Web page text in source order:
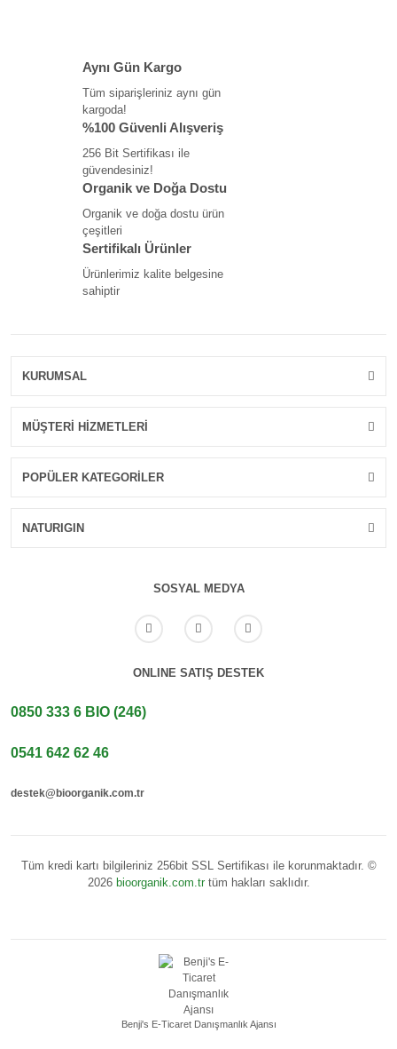
Aynı Gün Kargo
Tüm siparişleriniz aynı gün
kargoda!
%100 Güvenli Alışveriş
256 Bit Sertifikası ile
güvendesiniz!
Organik ve Doğa Dostu
Organik ve doğa dostu ürün
çeşitleri
Sertifikalı Ürünler
Ürünlerimiz kalite belgesine
sahiptir
KURUMSAL
MÜŞTERİ HİZMETLERİ
POPÜLER KATEGORİLER
NATURIGIN
SOSYAL MEDYA
ONLINE SATIŞ DESTEK
0850 333 6 BIO (246)
0541 642 62 46
destek@bioorganik.com.tr
Tüm kredi kartı bilgileriniz 256bit SSL Sertifikası ile korunmaktadır. ©
2026 bioorganik.com.trtüm hakları saklıdır.
Benji's E-Ticaret Danışmanlık Ajansı